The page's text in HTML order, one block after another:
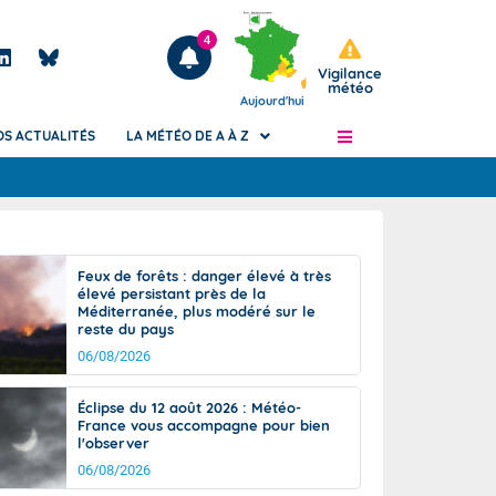
Articles
4
Aujourd'hui
Vigilance
météo
de
Phénomènes dangereux de J+2 à J+7
Avertissement pluies intenses à l'échelle
des communes (Apic)
Bulletins Marine
d'avalanche
Météo des forêts
Vigicrues
ACTUALITÉS LA MÉTÉO DE A À Z
Feux de forêts : danger élevé à très
élevé persistant près de la
Méditerranée, plus modéré sur le
reste du pays
06/08/2026
Éclipse du 12 août 2026 : Météo-
France vous accompagne pour bien
l'observer
06/08/2026